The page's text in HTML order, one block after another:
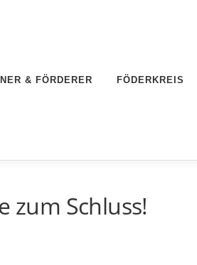
& FÖRDERER FÖDERKREIS
zum Schluss!